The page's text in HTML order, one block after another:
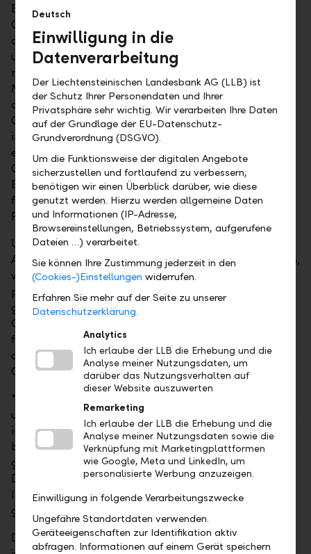
Bis Ende Juni gestaltet die LLB ihre Kundenzone in der
Geschäftsstelle Eschen um und richtet den Vertrieb
auf das veränderte Kundenverhalten aus. "Wir sind
überzeugt, dass wir besonders im direkten Kontakt
mit unseren Kunden Vertrauen schaffen und
Mehrwerte bieten. Zudem werden wir unsere
digitalen und analogen Angebote in der
Geschäftsstelle optimal verbinden und so noch
individueller und persönlicher beraten können",
erklärt Patrik Schreiber, der Leiter der
Geschäftsstelle Eschen. Damit bleibt die
Bankgeschäftsstelle für alle Generationen und auch
für Unternehmer eine wichtige Anlaufstelle bei
Finanzfragen.
Um für die Kundschaft auch während der baulichen
Anpassung alle Dienstleistungen anbieten zu können,
wird der Schalterbetrieb ab Montag, 20. Januar, im
provisorischen Standort an der Essanestrasse 97
gewährleistet, nur wenige Schritte entfernt von der
Geschäftsstelle. Vereinbarte Beratungstermine
finden weiterhin, auch während der Umgestaltung
der Geschäftsstelle, am gewohnten Standort, im
Obergeschoss an der Essanestrasse 87 statt.
"Mein Team und ich freuen uns heute schon darauf,
unsere Kundinnen und Kunden nach den Anpassungen
in der Geschäftsstelle mit einem neuen Bankerlebnis
begrüssen zu dürfen. Bis dahin bieten wir das
gesamte Angebot und alle gewohnten
Dienstleistungen an", betont Patrik Schreiber.
Insbesondere auch das Bargeldgeschäft bleibt
gewährleistet.
Die Bancomatenzone in der Geschäftsstelle Eschen
Deutsch
Einwilligung in die
Datenverarbeitung
Der Liechtensteinischen Landesbank AG (LLB) ist
der Schutz Ihrer Personendaten und Ihrer
Privatsphäre sehr wichtig. Wir verarbeiten Ihre Daten
auf der Grundlage der EU-Datenschutz-
Grundverordnung (DSGVO).
Um die Funktionsweise der digitalen Angebote
sicherzustellen und fortlaufend zu verbessern,
benötigen wir einen Überblick darüber, wie diese
genutzt werden. Hierzu werden allgemeine Daten
und Informationen (IP-Adresse,
Browsereinstellungen, Betriebssystem, aufgerufene
Dateien …) verarbeitet.
Sie können Ihre Zustimmung jederzeit in den
(Cookies-)Einstellungen widerrufen.
Erfahren Sie mehr auf der Seite zu unserer
Datenschutzerklärung.
Analytics
Ich erlaube der LLB die Erhebung und die
Analyse meiner Nutzungsdaten, um
darüber das Nutzungsverhalten auf
dieser Website auszuwerten
Remarketing
Ich erlaube der LLB die Erhebung und die
Analyse meiner Nutzungsdaten sowie die
Verknüpfung mit Marketingplattformen
wie Google, Meta und LinkedIn, um
personalisierte Werbung anzuzeigen.
Einwilligung in folgende Verarbeitungszwecke
Ungefähre Standortdaten verwenden.
Geräteeigenschaften zur Identifikation aktiv
abfragen. Informationen auf einem Gerät speichern